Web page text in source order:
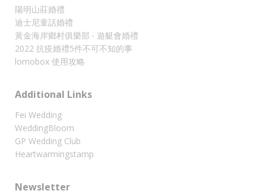
陽明山莊婚禮
迪士尼童話婚禮
黃金海岸鄉村俱樂部 ‧ 遊艇會婚禮
2022 抗疫婚禮5件不可不知的事
lomobox 使用攻略
Additional Links
Fei Wedding
WeddingBloom
GP Wedding Club
Heartwarmingstamp
Newsletter